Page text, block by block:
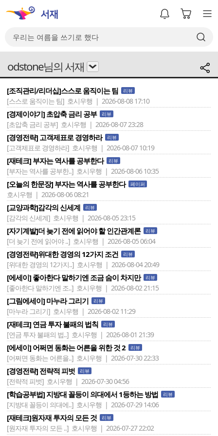
odstone님의 서재
[조직관리/리더십]스스로 움직이는 팀 리뷰
[스스로 움직이는 팀] 호시우행 | 2026-08-08 17:10
[경제이야기] 초압축 금리 공부 리뷰
[초압축 금리 공부] 호시우행 | 2026-08-07 23:28
[경영전략] 고객제표로 경영하라 리뷰
[고객제표로 경영하라] 호시우행 | 2026-08-07 10:19
[재테크] 부자는 역사를 공부한다 리뷰
[부자는 역사를 공부한..] 호시우행 | 2026-08-06 10:35
[오늘의 한문장] 부자는 역사를 공부한다 페이퍼
호시우행 | 2026-08-06 08:21
[교양과학]감각의 신세계 리뷰
[감각의 신세계] 호시우행 | 2026-08-05 23:15
[자기계발]더 늦기 전에 읽어야 할 인간관계론 리뷰
[더 늦기 전에 읽어야 ..] 호시우행 | 2026-08-05 06:04
[경영전략]위대한 경영의 12가지 조건 리뷰
[위대한 경영의 12가지..] 호시우행 | 2026-08-04 20:49
[에세이] 좋아한다 말하기엔 조금 숨이 차지만 리뷰
[좋아한다 말하기엔 조..] 호시우행 | 2026-08-02 21:15
[그림에세이] 마누라 그리기 리뷰
[마누라 그리기] 호시우행 | 2026-08-02 11:29
[재테크] 연금 투자 불패의 법칙 리뷰
[연금 투자 불패의 법..] 호시우행 | 2026-08-01 21:39
[에세이] 어쩌면 동화는 어른을 위한 것 2 리뷰
[어쩌면 동화는 어른을..] 호시우행 | 2026-07-30 22:33
[경영전략] 전략적 피벗 리뷰
[전략적 피벗] 호시우행 | 2026-07-30 04:56
[학습공부법] 지방대 꼴등이 의대에서 1등하는 방법 리뷰
[지방대 꼴등이 의대에..] 호시우행 | 2026-07-29 14:06
[재테크]원자재 투자의 모든 것 리뷰
[원자재 투자의 모든 ..] 호시우행 | 2026-07-27 22:02